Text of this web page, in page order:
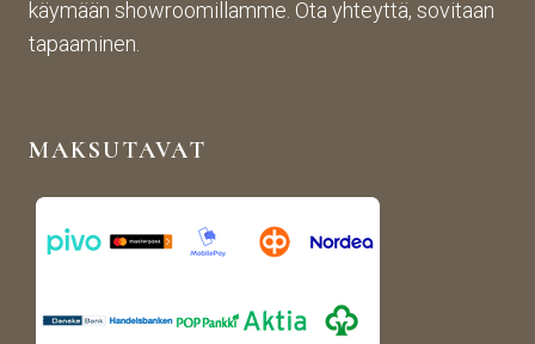
käymään showroomillamme. Ota yhteyttä, sovitaan
tapaaminen.
MAKSUTAVAT